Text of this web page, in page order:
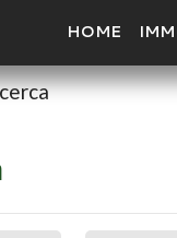
HOME